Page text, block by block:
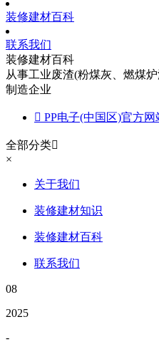
装修建材百科
联系我们
装修建材百科
从事工业废渣(粉煤灰、燃煤
制造企业
 PP电子(中国区)官方网
全部分类
×
关于我们
装修建材知识
装修建材百科
联系我们
08
2025
-